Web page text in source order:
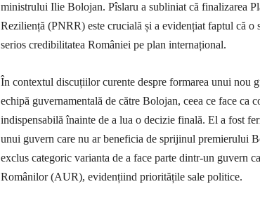
ministrului Ilie Bolojan. Pîslaru a subliniat că finalizarea
Reziliență (PNRR) este crucială și a evidențiat faptul că o
serios credibilitatea României pe plan internațional.
În contextul discuțiilor curente despre formarea unui nou
echipă guvernamentală de către Bolojan, ceea ce face ca
indispensabilă înainte de a lua o decizie finală. El a fost
unui guvern care nu ar beneficia de sprijinul premierului
exclus categoric varianta de a face parte dintr-un guvern
Românilor (AUR), evidențiind prioritățile sale politice.